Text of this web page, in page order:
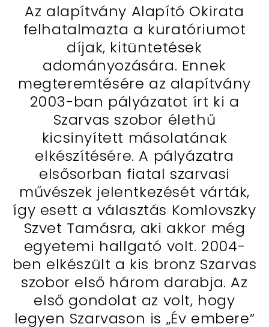
Az alapítvány Alapító Okirata
felhatalmazta a kuratóriumot
díjak, kitüntetések
adományozására. Ennek
megteremtésére az alapítvány
2003-ban pályázatot írt ki a
Szarvas szobor élethű
kicsinyített másolatának
elkészítésére. A pályázatra
elsősorban fiatal szarvasi
művészek jelentkezését várták,
így esett a választás Komlovszky
Szvet Tamásra, aki akkor még
egyetemi hallgató volt. 2004-
ben elkészült a kis bronz Szarvas
szobor első három darabja. Az
első gondolat az volt, hogy
legyen Szarvason is „Év embere”